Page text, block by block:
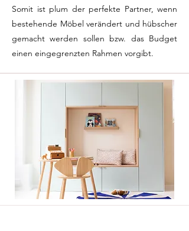
Somit ist plum der perfekte Partner, wenn
bestehende Möbel verändert und hübscher
gemacht werden sollen bzw. das Budget
einen eingegrenzten Rahmen vorgibt.